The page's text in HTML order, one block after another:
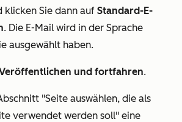
klicken Sie dann auf Standard-E-
. Die E-Mail wird in der Sprache
ausgewählt haben.
und fortfahren.
"Seite auswählen, die als
verwendet werden soll" eine